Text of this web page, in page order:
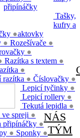
●
● Rozešívače ●
●
Razítka s textem ●
●
razítka ● Číslovačky ●
Lepicí tyčinky ●
Lepicí rollery ●
Tekutá lepidla ●
spreji ●
připínáčky
připínáčky ●
● Sponky ●
Tašky,
kufry a
aktovky
NÁS
TÝM